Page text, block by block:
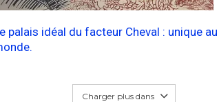
palais idéal du facteur Cheval : unique au
Charger plus dans